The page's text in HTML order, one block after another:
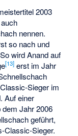
2003
nennen.
so nach und
wird Anand auf
[13] erst im Jahr
Sieger im
Auf einer
Jahr 2006
geführt,
Classic-Sieger.